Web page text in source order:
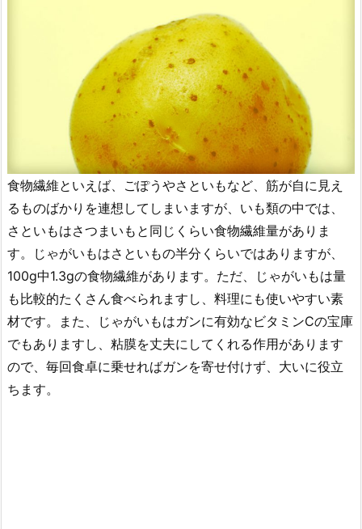
食物繊維といえば、ごぽうやさといもなど、筋が自に見え
るものばかりを連想してしまいますが、いも類の中では、
さといもはさつまいもと同じくらい食物繊維量がありま
す。じゃがいもはさといもの半分くらいではありますが、
100g中1.3gの食物繊維があります。ただ、じゃがいもは量
も比較的たくさん食べられますし、料理にも使いやすい素
材です。また、じゃがいもはガンに有効なビタミンCの宝庫
でもありますし、粘膜を丈夫にしてくれる作用があります
ので、毎回食卓に乗せればガンを寄せ付けず、大いに役立
ちます。